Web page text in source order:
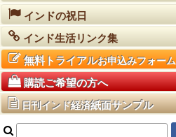
インドの祝日
インド生活リンク集
無料トライアルお申込みフォーム
購読ご希望の方へ
日刊インド経済紙面サンプル